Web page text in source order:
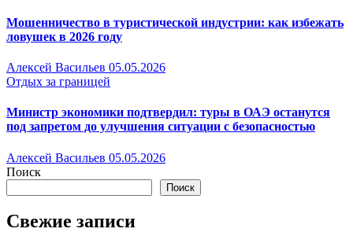
Мошенничество в туристической индустрии: как избежать
ловушек в 2026 году
Алексей Васильев 05.05.2026
Отдых за границей
Министр экономики подтвердил: туры в ОАЭ останутся
под запретом до улучшения ситуации с безопасностью
Алексей Васильев 05.05.2026
Поиск
Поиск
Свежие записи